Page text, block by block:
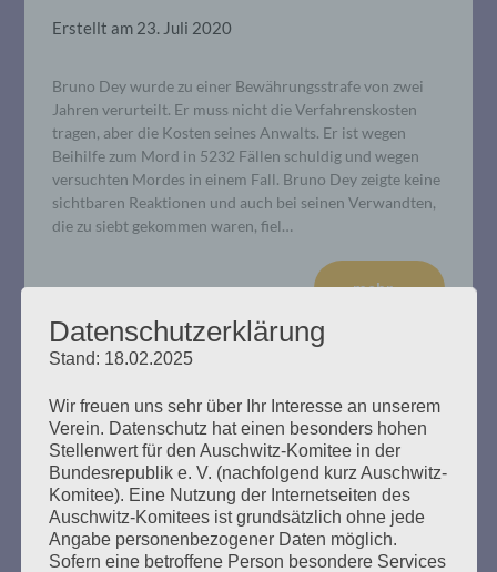
Erstellt am 23. Juli 2020
Bruno Dey wurde zu einer Bewährungsstrafe von zwei
Jahren verurteilt. Er muss nicht die Verfahrenskosten
tragen, aber die Kosten seines Anwalts. Er ist wegen
Beihilfe zum Mord in 5232 Fällen schuldig und wegen
versuchten Mordes in einem Fall. Bruno Dey zeigte keine
sichtbaren Reaktionen und auch bei seinen Verwandten,
die zu siebt gekommen waren, fiel…
mehr ...
Datenschutzerklärung
Stand: 18.02.2025
Wir freuen uns sehr über Ihr Interesse an unserem
Verein. Datenschutz hat einen besonders hohen
Stellenwert für den Auschwitz-Komitee in der
Bundesrepublik e. V. (nachfolgend kurz Auschwitz-
Komitee). Eine Nutzung der Internetseiten des
Auschwitz-Komitees ist grundsätzlich ohne jede
Angabe personenbezogener Daten möglich.
Sofern eine betroffene Person besondere Services